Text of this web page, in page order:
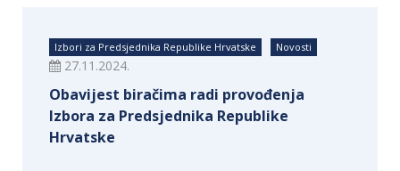
Izbori za Predsjednika Republike Hrvatske Novosti
27.11.2024.
Obavijest biračima radi provođenja
Izbora za Predsjednika Republike
Hrvatske